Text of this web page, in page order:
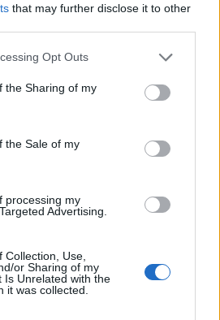
that may further disclose it to other
app uses one or more Google
usage behaviour. You may click to
Google and its third-party tags to
specified purposes in below Google
Opt Outs
the Sharing of my
the Sale of my
processing my
Advertising.
Use,
or Sharing of my
Is Unrelated with the
it was collected.
πμ
Βίας του Αστυνομικού
Τμήματος Γρεβενών
9 Αυγούστου 2026, 9:31 πμ
Π.
από
Οι μουσικές επιλογές
Mireille Mathieu &
Patrick Duffy –
Together We’re Strong